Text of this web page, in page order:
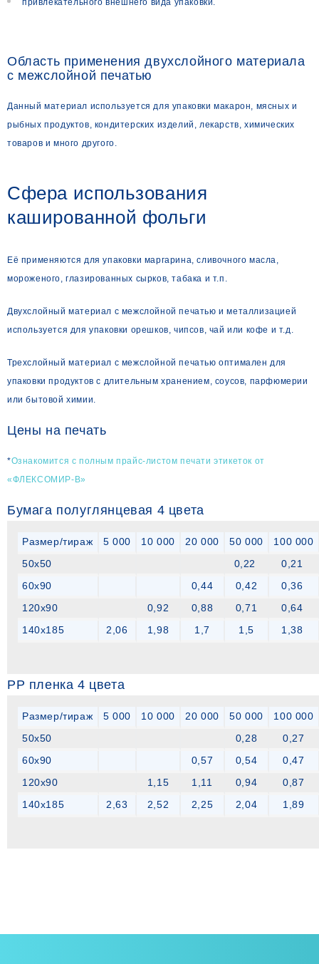
привлекательного внешнего вида упаковки.
Область применения двухслойного материала
с межслойной печатью
Данный материал используется для упаковки макарон, мясных и
рыбных продуктов, кондитерских изделий, лекарств, химических
товаров и много другого.
Сфера использования
кашированной фольги
Её применяются для упаковки маргарина, сливочного масла,
мороженого, глазированных сырков, табака и т.п.
Двухслойный материал с межслойной печатью и металлизацией
используется для упаковки орешков, чипсов, чай или кофе и т.д.
Трехслойный материал с межслойной печатью оптимален для
упаковки продуктов с длительным хранением, соусов, парфюмерии
или бытовой химии.
Цены на печать
*Ознакомится с полным прайс-листом печати этикеток от
«ФЛЕКСОМИР-В»
Бумага полуглянцевая 4 цвета
Размер/тираж 5 000 10 000 20 000 50 000
100 000
50х50
0,22
0,21
60х90
0,44 0,42
0,36
120х90
0,92 0,88 0,71
0,64
140х185
2,06 1,98 1,7 1,5 1,38
РР пленка 4 цвета
Размер/тираж 5 000 10 000 20 000 50 000
100 000
50х50
0,28
0,27
60х90
0,57 0,54
0,47
120х90
1,15 1,11 0,94
0,87
140х185
2,63 2,52 2,25 2,04 1,89